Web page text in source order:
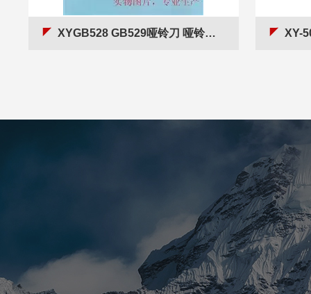
XYGB528 GB529哑铃刀 哑铃裁刀尺寸* XY-